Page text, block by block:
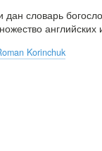
словарь
Korinchuk